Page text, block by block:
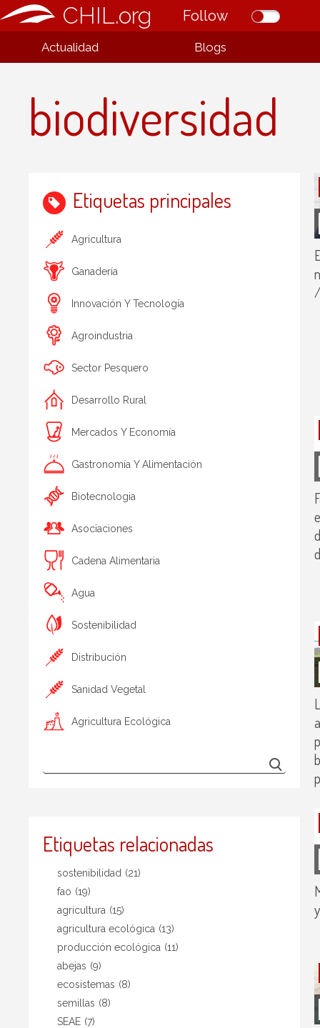
CHIL.org Follow
Actualidad Blogs
biodiversidad
Etiquetas principales
Agricultura
Ganadería
Innovación Y Tecnología
Agroindustria
Sector Pesquero
Desarrollo Rural
Mercados Y Economía
Gastronomía Y Alimentación
Biotecnologia
Asociaciones
Cadena Alimentaria
Agua
Sostenibilidad
Distribución
Sanidad Vegetal
Agricultura Ecológica
Etiquetas relacionadas
sostenibilidad (21)
fao (19)
agricultura (15)
agricultura ecológica (13)
producción ecológica (11)
abejas (9)
ecosistemas (8)
semillas (8)
SEAE (7)